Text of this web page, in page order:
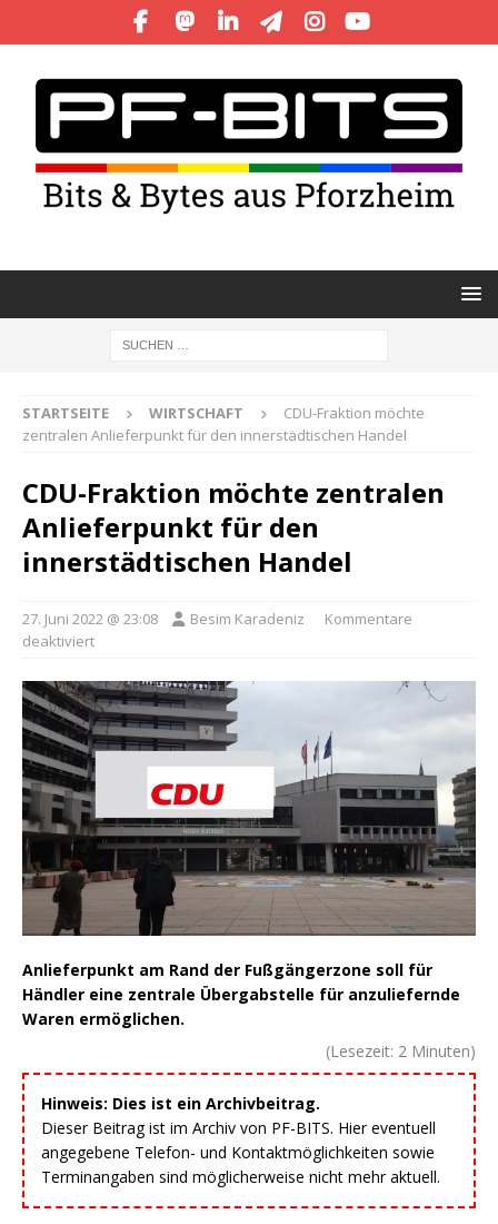
STARTSEITE WIRTSCHAFT
CDU-Fraktion möchte
zentralen Anlieferpunkt für den innerstädtischen Handel
CDU-Fraktion möchte zentralen
Anlieferpunkt für den
innerstädtischen Handel
27. Juni 2022 @ 23:08 Besim Karadeniz
Kommentare
deaktiviert
Anlieferpunkt am Rand der Fußgängerzone soll für
Händler eine zentrale Übergabstelle für anzuliefernde
Waren ermöglichen.
(Lesezeit: 2 Minuten)
Hinweis: Dies ist ein Archivbeitrag.
Dieser Beitrag ist im Archiv von PF-BITS. Hier eventuell
angegebene Telefon- und Kontaktmöglichkeiten sowie
Terminangaben sind möglicherweise nicht mehr aktuell.